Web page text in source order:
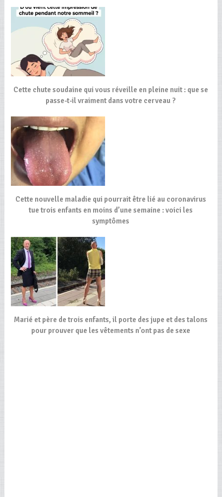
Cette chute soudaine qui vous réveille en pleine nuit : que se
passe-t-il vraiment dans votre cerveau ?
Cette nouvelle maladie qui pourrait être lié au coronavirus
tue trois enfants en moins d’une semaine : voici les
symptômes
Marié et père de trois enfants, il porte des jupe et des talons
pour prouver que les vêtements n’ont pas de sexe